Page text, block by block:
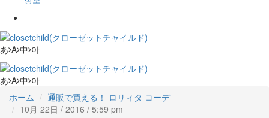
あ A 中 아
あ A 中 아
ホーム
通販で買える！ ロリィタ コーデ
10月 22日 / 2016 / 5:59 pm